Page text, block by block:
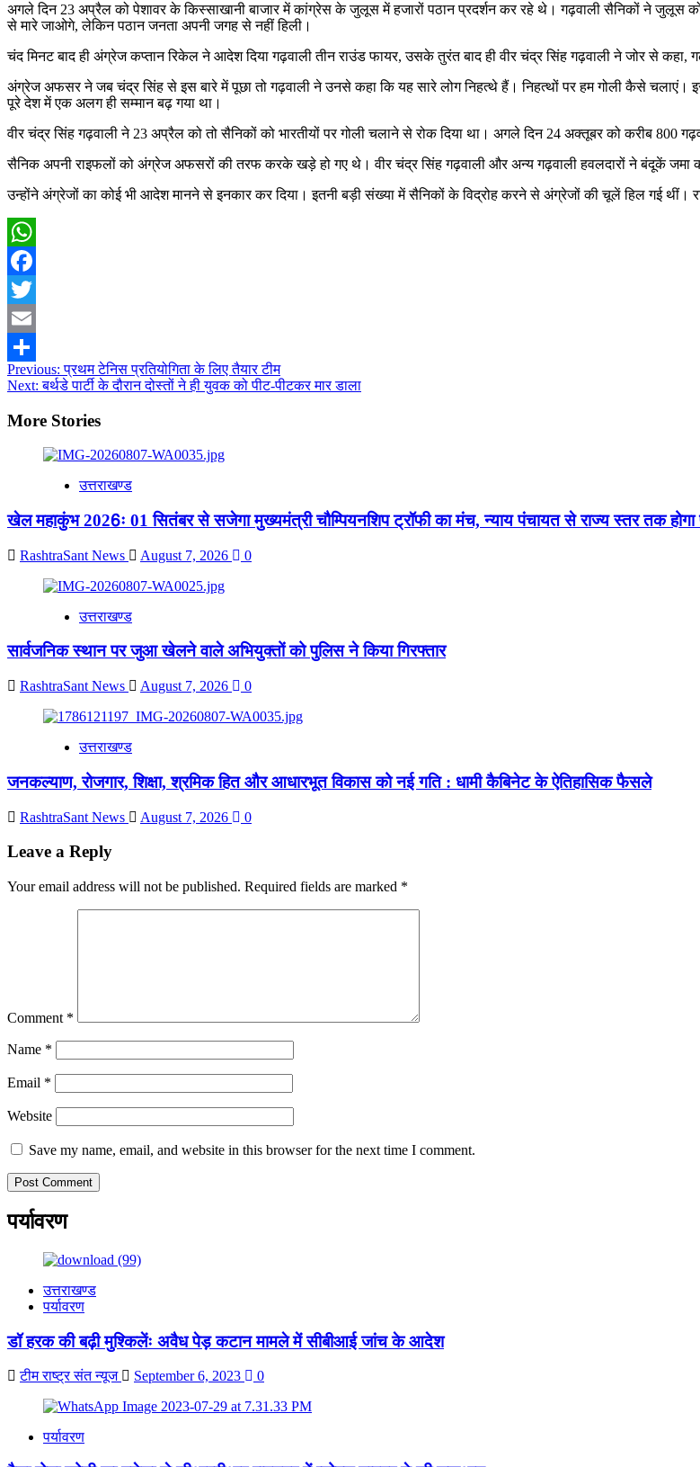
अगले दिन 23 अप्रैल को पेशावर के किस्साखानी बाजार में कांग्रेस के जुलूस में हजारों पठान प्रदर्शन कर रहे थे। गढ़वाली सैनिकों ने जुलूस
से मारे जाओगे, लेकिन पठान जनता अपनी जगह से नहीं हिली।
चंद मिनट बाद ही अंग्रेज कप्तान रिकेल ने आदेश दिया गढ़वाली तीन राउंड फायर, उसके तुरंत बाद ही वीर चंद्र सिंह गढ़वाली ने जोर से
अंग्रेज अफसर ने जब चंद्र सिंह से इस बारे में पूछा तो गढ़वाली ने उनसे कहा कि यह सारे लोग निहत्थे हैं। निहत्थों पर हम गोली कैसे चलाएं।
पूरे देश में एक अलग ही सम्मान बढ़ गया था।
वीर चंद्र सिंह गढ़वाली ने 23 अप्रैल को तो सैनिकों को भारतीयों पर गोली चलाने से रोक दिया था। अगले दिन 24 अक्तूबर को करीब 800
सैनिक अपनी राइफलों को अंग्रेज अफसरों की तरफ करके खड़े हो गए थे। वीर चंद्र सिंह गढ़वाली और अन्य गढ़वाली हवलदारों ने बंदूकें जमा
उन्होंने अंग्रेजों का कोई भी आदेश मानने से इनकार कर दिया। इतनी बड़ी संख्या में सैनिकों के विद्रोह करने से अंग्रेजों की चूलें हिल गई थीं।
WhatsApp
Facebook
Twitter
Email
Share
Post
navigation
Previous:प्रथम टेनिस प्रतियोगिता के लिए तैयार टीम
Next:बर्थडे पार्टी के दौरान दोस्तों ने ही युवक को पीट-पीटकर मार डाला
More Stories
उत्तराखण्ड
खेल महाकुंभ 2026ः 01 सितंबर से सजेगा मुख्यमंत्री चौम्पियनशिप ट्रॉफी का मंच, न्याय पंचायत से राज्य स्तर तक होगा
RashtraSant News August 7, 2026 0
उत्तराखण्ड
सार्वजनिक स्थान पर जुआ खेलने वाले अभियुक्तों को पुलिस ने किया गिरफ्तार
RashtraSant News August 7, 2026 0
उत्तराखण्ड
जनकल्याण, रोजगार, शिक्षा, श्रमिक हित और आधारभूत विकास को नई गति : धामी कैबिनेट के ऐतिहासिक फैसले
RashtraSant News August 7, 2026 0
Leave a Reply
Your email address will not be published. Required fields are marked *
Comment *
Name *
Email *
Website
Save my name, email, and website in this browser for the next time I comment.
पर्यावरण
उत्तराखण्ड
पर्यावरण
डॉ हरक की बढ़ी मुश्किलेंः अवैध पेड़ कटान मामले में सीबीआई जांच के आदेश
टीम राष्ट्र संत न्यूज September 6, 2023 0
पर्यावरण